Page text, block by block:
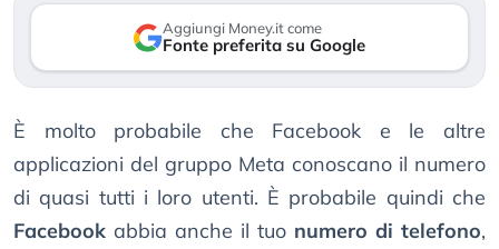
Aggiungi Money.it come
Fonte preferita su Google
È molto probabile che Facebook e le altre
applicazioni del gruppo Meta conoscano il numero
di quasi tutti i loro utenti. È probabile quindi che
Facebook abbia anche il tuo numero di telefono,